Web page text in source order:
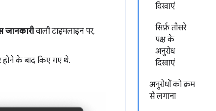
दिखाएं
सिर्फ़ तीसरे
पक्ष के
अनुरोध
दिखाएं
अनुरोधों को क्रम
से लगाना
जानकारीवाली टाइमलाइन पर,
होने के बाद किए गए थे.